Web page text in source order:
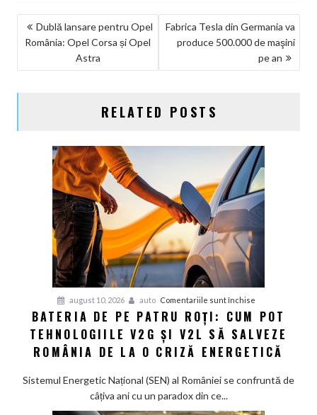
NAVIGARE
ÎN
ARTICOLE
Dublă lansare pentru Opel
România: Opel Corsa și Opel
Astra
Fabrica Tesla din Germania va
produce 500.000 de maşini
pe an
RELATED POSTS
august 10, 2026 auto Comentariile sunt închise
Bateria
de
pe
roți:
BATERIA DE PE PATRU ROȚI: CUM POT
TEHNOLOGIILE V2G ȘI V2L SĂ SALVEZE
ROMÂNIA DE LA O CRIZĂ ENERGETICĂ
Sistemul Energetic Național (SEN) al României se confruntă de
câțiva ani cu un paradox din ce...